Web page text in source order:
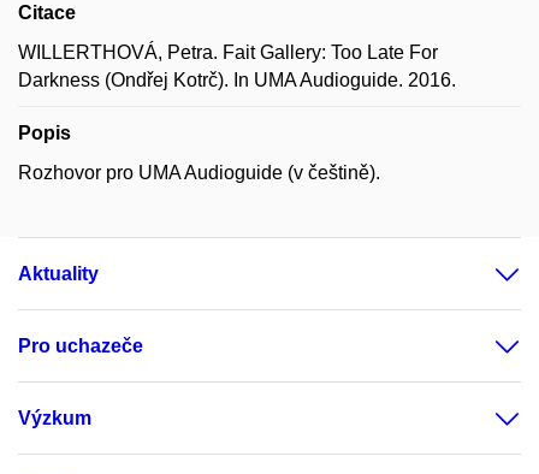
Citace
WILLERTHOVÁ, Petra. Fait Gallery: Too Late For
Darkness (Ondřej Kotrč). In UMA Audioguide. 2016.
Popis
Rozhovor pro UMA Audioguide (v češtině).
Aktuality
Pro uchazeče
Výzkum